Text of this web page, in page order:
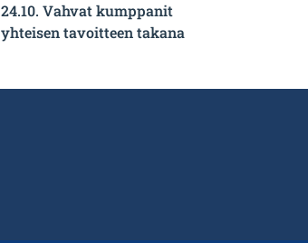
24.10. Vahvat kumppanit
yhteisen tavoitteen takana